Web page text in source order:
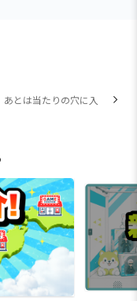
とは当たりの穴に入